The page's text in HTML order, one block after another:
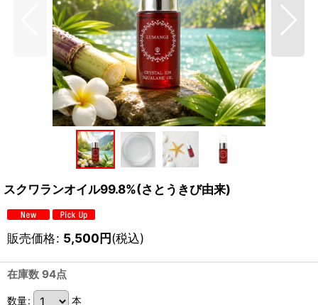
スクワランオイル99.8%(さとうきび由来)
販売価格: 5,500円(税込)
在庫数 94点
数量: 本